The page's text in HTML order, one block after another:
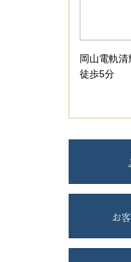
岡山電軌清
徒歩5分
お